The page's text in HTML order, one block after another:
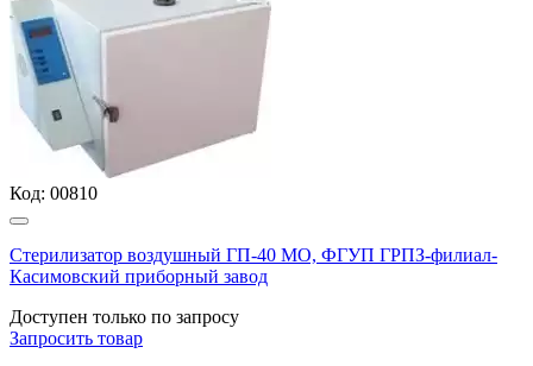
Код: 00810
Стерилизатор воздушный ГП-40 МО, ФГУП ГРПЗ-филиал-
Касимовский приборный завод
Доступен только по запросу
Запросить товар